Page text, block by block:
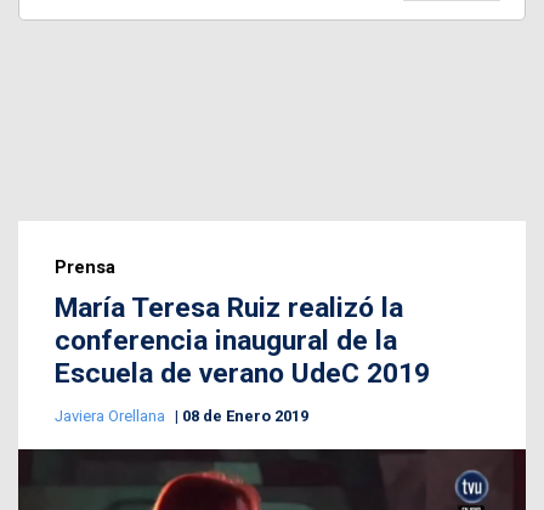
Prensa
María Teresa Ruiz realizó la
conferencia inaugural de la
Escuela de verano UdeC 2019
Javiera Orellana 08 de Enero 2019